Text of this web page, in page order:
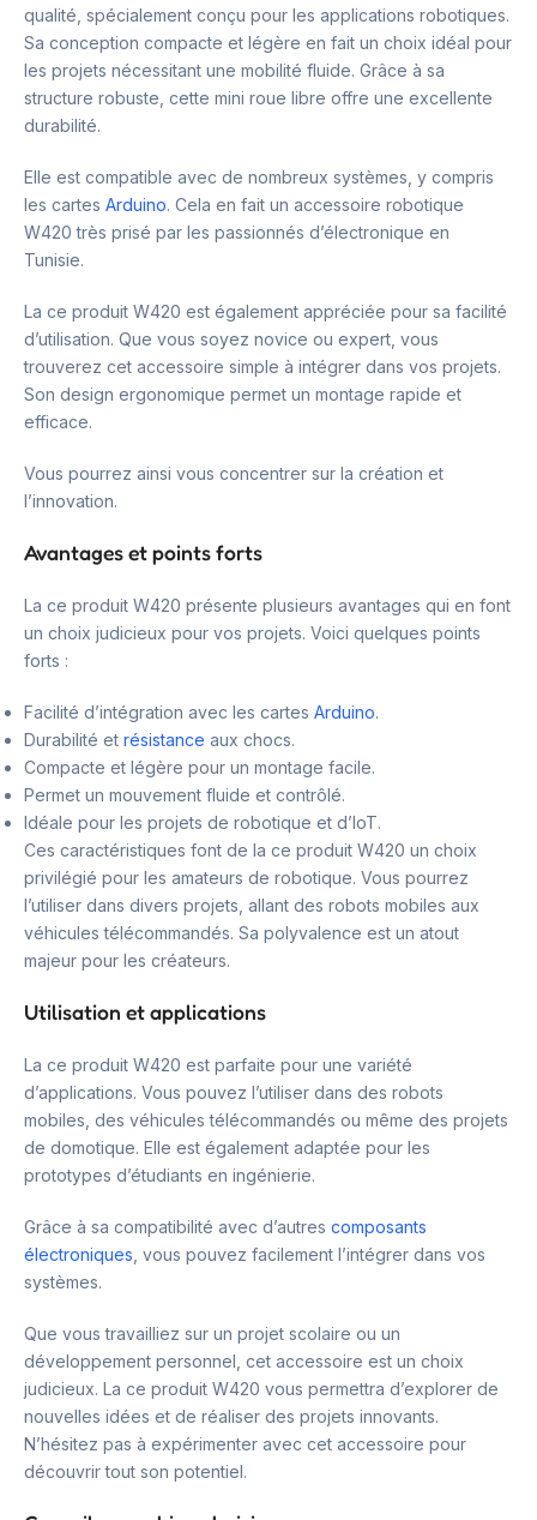
qualité, spécialement conçu pour les applications robotiques.
Sa conception compacte et légère en fait un choix idéal pour
les projets nécessitant une mobilité fluide. Grâce à sa
structure robuste, cette mini roue libre offre une excellente
durabilité.
Elle est compatible avec de nombreux systèmes, y compris
les cartes Arduino. Cela en fait un accessoire robotique
W420 très prisé par les passionnés d’électronique en
Tunisie.
La ce produit W420 est également appréciée pour sa facilité
d’utilisation. Que vous soyez novice ou expert, vous
trouverez cet accessoire simple à intégrer dans vos projets.
Son design ergonomique permet un montage rapide et
efficace.
Vous pourrez ainsi vous concentrer sur la création et
l’innovation.
Avantages et points forts
La ce produit W420 présente plusieurs avantages qui en font
un choix judicieux pour vos projets. Voici quelques points
forts :
Facilité d’intégration avec les cartes Arduino.
Durabilité et résistance aux chocs.
Compacte et légère pour un montage facile.
Permet un mouvement fluide et contrôlé.
Idéale pour les projets de robotique et d’IoT.
Ces caractéristiques font de la ce produit W420 un choix
privilégié pour les amateurs de robotique. Vous pourrez
l’utiliser dans divers projets, allant des robots mobiles aux
véhicules télécommandés. Sa polyvalence est un atout
majeur pour les créateurs.
Utilisation et applications
La ce produit W420 est parfaite pour une variété
d’applications. Vous pouvez l’utiliser dans des robots
mobiles, des véhicules télécommandés ou même des projets
de domotique. Elle est également adaptée pour les
prototypes d’étudiants en ingénierie.
Grâce à sa compatibilité avec d’autres composants
électroniques , vous pouvez facilement l’intégrer dans vos
systèmes.
Que vous travailliez sur un projet scolaire ou un
développement personnel, cet accessoire est un choix
judicieux. La ce produit W420 vous permettra d’explorer de
nouvelles idées et de réaliser des projets innovants.
N’hésitez pas à expérimenter avec cet accessoire pour
découvrir tout son potentiel.